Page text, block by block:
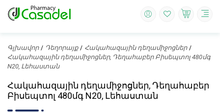
Գլխավոր Դեղորայք
Հակահազային դեղամիջոցներ
Հակահազային դեղամիջոցներ, Դեղահաբեր Բիսեպտոլ 480մգ
N20, Լեհաստան
Հակահազային դեղամիջոցներ, Դեղահաբեր
Բիսեպտոլ 480մգ N20, Լեհաստան